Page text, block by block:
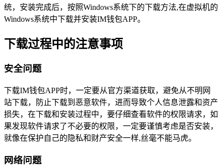
统，安装完成后，按照Windows系统下的下载方法,在虚拟机的
Windows系统中下载并安装IM钱包APP。
下载过程中的注意事项
安全问题
下载IM钱包APP时，一定要从官方渠道获取，避免从不明网
站下载，防止下载到恶意软件，进而导致个人信息泄露和资产
损失，在下载和安装过程中，要仔细查看软件的权限请求，如
果发现软件请求了不必要的权限，一定要谨慎考虑是否安装，
就像在保护自己的隐私和财产安全一样,丝毫不能马虎。
网络问题